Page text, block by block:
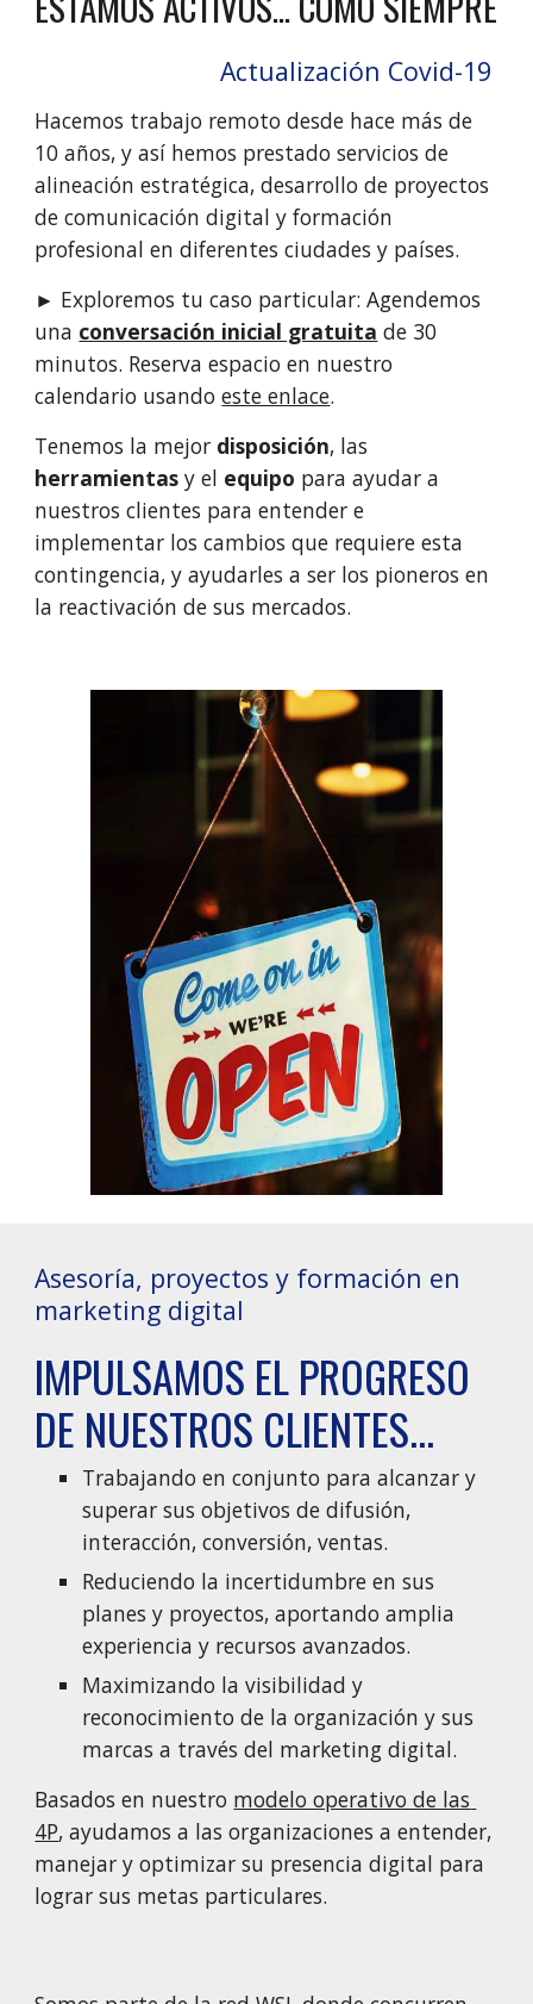
Actualización Covid-19
Hacemos trabajo remoto desde hace más de
10 años, y así hemos prestado servicios de
alineación estratégica, desarrollo de proyectos
de comunicación digital y formación
profesional en diferentes ciudades y países.
► Exploremos tu caso particular: Agendemos
una conversación inicial gratuita de 30
minutos. Reserva espacio en nuestro
calendario usando este enlace.
Tenemos la mejor disposición
herramientas y el equipo para ayudar a
nuestros clientes para entender e
implementar los cambios que requiere esta
contingencia, y ayudarles a ser los pioneros en
la reactivación de sus mercados.
Asesoría, proyectos y formación en
marketing digital
IMPULSAMOS EL PROGRESO
DE NUESTROS CLIENTES...
Trabajando en conjunto para alcanzar y
superar sus objetivos de difusión,
interacción, conversión, ventas.
Reduciendo la incertidumbre en sus
planes y proyectos, aportando amplia
experiencia y recursos avanzados.
Maximizando la visibilidad y
reconocimiento de la organización y sus
marcas a través del marketing digital.
Basados en nuestro modelo operativo de las
4P, ayudamos a las organizaciones a entender,
manejar y optimizar su presencia digital para
lograr sus metas particulares.